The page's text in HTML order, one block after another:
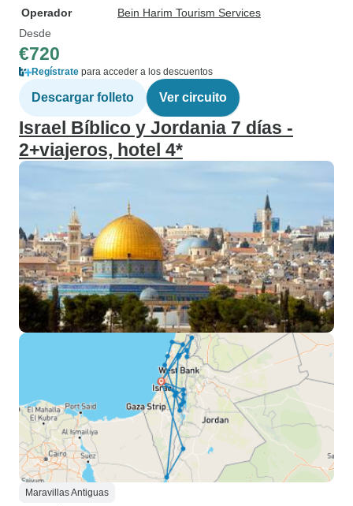
Operador
Bein Harim Tourism Services
Desde
€720
Regístrate para acceder a los descuentos
Descargar folleto Ver circuito
Israel Bíblico y Jordania 7 días -
2+viajeros, hotel 4*
Maravillas Antiguas